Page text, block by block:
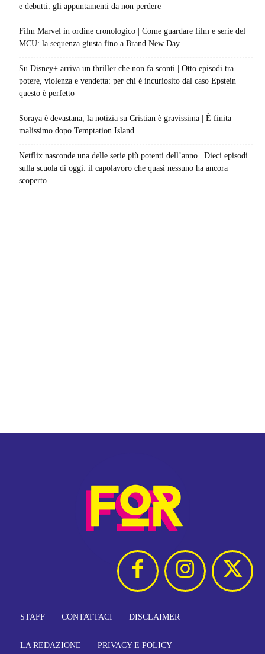
e debutti: gli appuntamenti da non perdere
Film Marvel in ordine cronologico | Come guardare film e serie del
MCU: la sequenza giusta fino a Brand New Day
Su Disney+ arriva un thriller che non fa sconti | Otto episodi tra
potere, violenza e vendetta: per chi è incuriosito dal caso Epstein
questo è perfetto
Soraya è devastana, la notizia su Cristian è gravissima | È finita
malissimo dopo Temptation Island
Netflix nasconde una delle serie più potenti dell’anno | Dieci episodi
sulla scuola di oggi: il capolavoro che quasi nessuno ha ancora
scoperto
STAFF CONTATTACI DISCLAIMER
LA REDAZIONE PRIVACY E POLICY